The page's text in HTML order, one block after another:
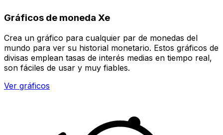
Gráficos de moneda Xe
Crea un gráfico para cualquier par de monedas del
mundo para ver su historial monetario. Estos gráficos de
divisas emplean tasas de interés medias en tiempo real,
son fáciles de usar y muy fiables.
Ver gráficos